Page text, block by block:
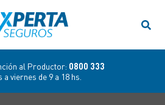
al Productor: 0800 333
a viernes de 9 a 18 hs.